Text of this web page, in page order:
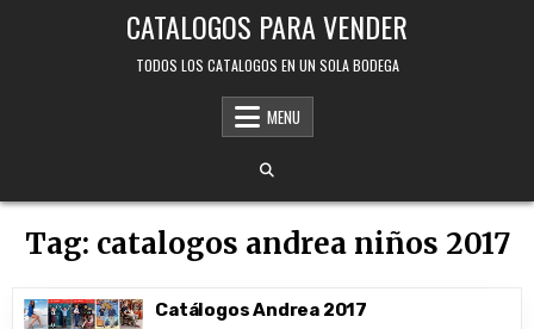
CATALOGOS PARA VENDER
TODOS LOS CATALOGOS EN UN SOLA BODEGA
MENU
Tag: catalogos andrea niños 2017
Catálogos Andrea 2017